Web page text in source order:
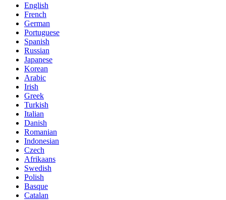
English
French
German
Portuguese
Spanish
Russian
Japanese
Korean
Arabic
Irish
Greek
Turkish
Italian
Danish
Romanian
Indonesian
Czech
Afrikaans
Swedish
Polish
Basque
Catalan